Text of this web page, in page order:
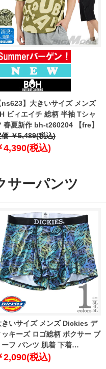
ns623】大きいサイズ メンズ
ビィエイチ 総柄 半袖 Tシャ
春夏新作 bh-t260204 【fre】
価 ￥5,489(税込)
4,390(税込)
サーパンツ
きいサイズ メンズ Dickies デ
ッキーズ ロゴ総柄 ボクサー ブ
ーフ パンツ 肌着 下着
2,090(税込)